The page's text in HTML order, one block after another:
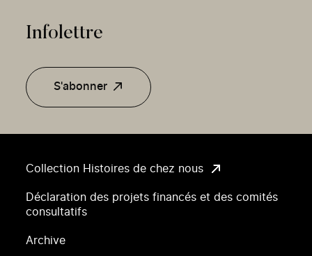
Collection Histoires de chez nous
Déclaration des projets financés et des comités
consultatifs
Archive
Infolettre
S'abonner